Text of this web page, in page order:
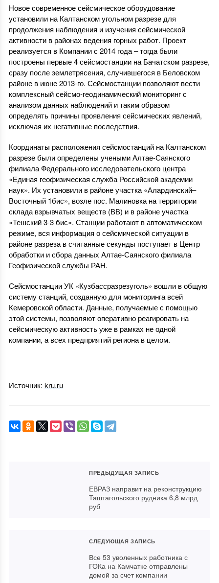
Новое современное сейсмическое оборудование
установили на Калтанском угольном разрезе для
продолжения наблюдения и изучения сейсмической
активности в районах ведения горных работ. Проект
реализуется в Компании с 2014 года – тогда были
построены первые 4 сейсмостанции на Бачатском разрезе,
сразу после землетрясения, случившегося в Беловском
районе в июне 2013-го. Сейсмостанции позволяют вести
комплексный сейсмо-геодинамический мониторинг с
анализом данных наблюдений и таким образом
определять причины проявления сейсмических явлений,
исключая их негативные последствия.
Координаты расположения сейсмостанций на Калтанском
разрезе были определены учеными Алтае-Саянского
филиала Федерального исследовательского центра
«Единая геофизическая служба Российской академии
наук». Их установили в районе участка «Алардинский–
Восточный 1бис», возле пос. Малиновка на территории
склада взрывчатых веществ (ВВ) и в районе участка
«Тешский 3-3 бис». Станции работают в автоматическом
режиме, вся информация о сейсмической ситуации в
районе разреза в считанные секунды поступает в Центр
обработки и сбора данных Алтае-Саянского филиала
Геофизической службы РАН.
Сейсмостанции УК «Кузбассразрезуголь» вошли в общую
систему станций, созданную для мониторинга всей
Кемеровской области. Данные, получаемые с помощью
этой системы, позволяют оперативно реагировать на
сейсмическую активность уже в рамках не одной
компании, а всех предприятий региона в целом.
Источник: kru.ru
ПРЕДЫДУЩАЯ ЗАПИСЬ
ЕВРАЗ направит на реконструкцию
Таштагольского рудника 6,8 млрд
руб
СЛЕДУЮЩАЯ ЗАПИСЬ
Все 53 уволенных работника с
ГОКа на Камчатке отправлены
домой за счет компании